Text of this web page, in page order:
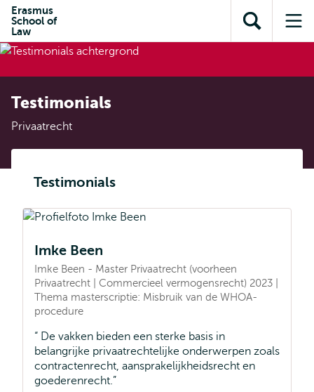
inhoud
Direct naar
subnavigatie
Erasmus
School of
Law
Toon
zoekveld
Testimonials
Privaatrecht
Testimonials
Imke Been
Imke Been - Master Privaatrecht (voorheen
Privaatrecht | Commercieel vermogensrecht) 2023 |
Thema masterscriptie: Misbruik van de WHOA-
procedure
De vakken bieden een sterke basis in
belangrijke privaatrechtelijke onderwerpen zoals
contractenrecht, aansprakelijkheidsrecht en
goederenrecht.